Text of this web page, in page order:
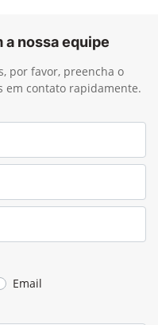
a nossa equipe
por favor, preencha o
contato rapidamente.
Email